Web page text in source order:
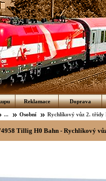
Reklamace Doprava
... Osobní Rychlíkový vůz 2. třídy
Tillig H0 Bahn - Rychlíkový